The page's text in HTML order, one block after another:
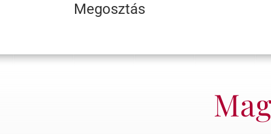
Megosztás